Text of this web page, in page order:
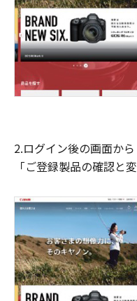
2.ログイン後の画面から
「ご登録製品の確認と